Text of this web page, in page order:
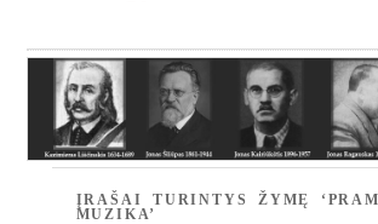
ĮRAŠAI TURINTYS ŽYMĘ
MUZIKA’